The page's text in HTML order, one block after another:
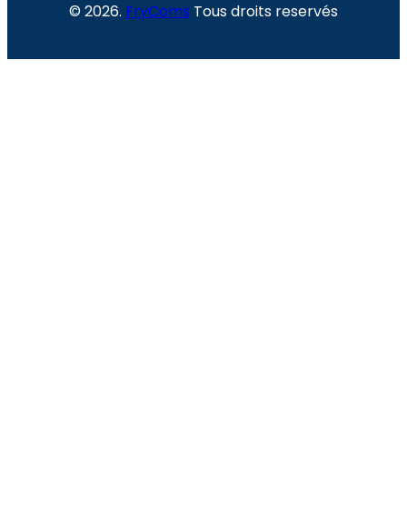
© 2026. FryComs Tous droits reservés